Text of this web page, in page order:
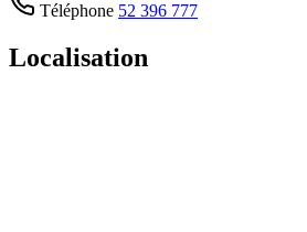
Téléphone 52 396 777
Localisation